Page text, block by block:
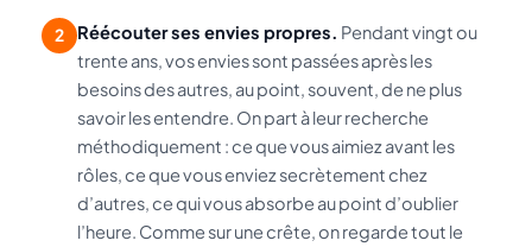
2 Réécouter ses envies propres. Pendant vingt ou
trente ans, vos envies sont passées après les
besoins des autres, au point, souvent, de ne plus
savoir les entendre. On part à leur recherche
méthodiquement : ce que vous aimiez avant les
rôles, ce que vous enviez secrètement chez
d’autres, ce qui vous absorbe au point d’oublier
l’heure. Comme sur une crête, on regarde tout le